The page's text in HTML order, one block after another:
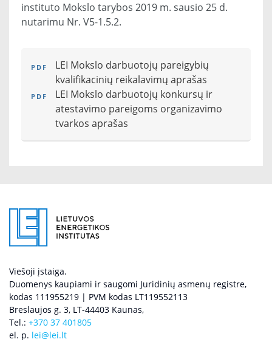
instituto Mokslo tarybos 2019 m. sausio 25 d.
nutarimu Nr. V5-1.5.2.
LEI Mokslo darbuotojų pareigybių
kvalifikacinių reikalavimų aprašas
LEI Mokslo darbuotojų konkursų ir
atestavimo pareigoms organizavimo
tvarkos aprašas
Viešoji įstaiga.
Duomenys kaupiami ir saugomi Juridinių asmenų registre,
kodas 111955219 | PVM kodas LT119552113
Breslaujos g. 3, LT-44403 Kaunas,
Tel.: +370 37 401805
el. p. lei@lei.lt